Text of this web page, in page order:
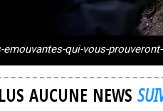
emouvantes-qui-vous-
AUCUNE NEWS